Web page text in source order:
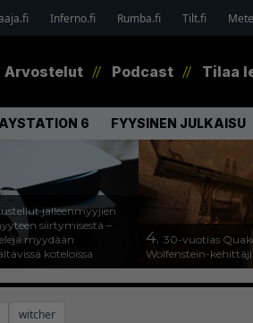
Inferno.fi Rumba.fi Tilt.fi
Arvostelut Podcast Tilaa
6 FYYSINEN JULKAISU
jälleenmyyjien
siirtymisestä –
myydään
koteloissa
4. 30-vuotias
Wolfenstein-
witcher